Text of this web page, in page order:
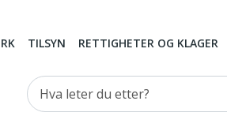
TILSYN RETTIGHETER OG KLAGER
Hva leter du etter?